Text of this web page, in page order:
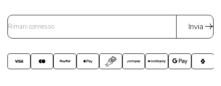
Invia